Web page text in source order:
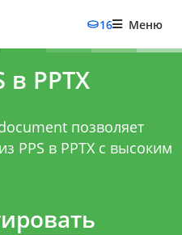
16 Меню
в PPTX
позволяет
PPS в PPTX с высоким